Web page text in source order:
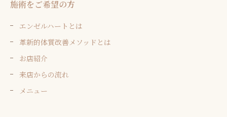
施術をご希望の方
エンゼルハートとは
革新的体質改善メソッドとは
お店紹介
来店からの流れ
メニュー